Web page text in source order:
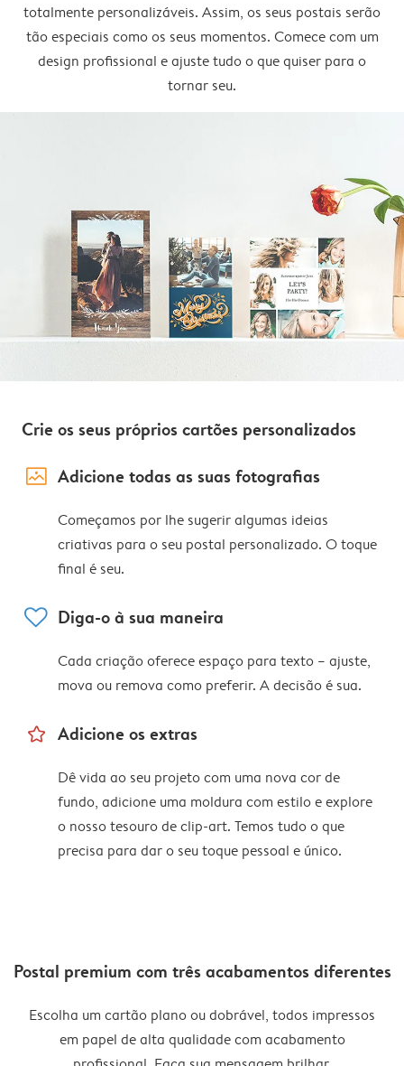
totalmente personalizáveis. Assim, os seus postais serão
tão especiais como os seus momentos. Comece com um
design profissional e ajuste tudo o que quiser para o
tornar seu.
Crie os seus próprios cartões personalizados
image_placeholder Adicione todas as suas fotografias
Começamos por lhe sugerir algumas ideias
criativas para o seu postal personalizado. O toque
final é seu.
heart Diga-o à sua maneira
Cada criação oferece espaço para texto – ajuste,
mova ou remova como preferir. A decisão é sua.
star_outline Adicione os extras
Dê vida ao seu projeto com uma nova cor de
fundo, adicione uma moldura com estilo e explore
o nosso tesouro de clip-art. Temos tudo o que
precisa para dar o seu toque pessoal e único.
Postal premium com três acabamentos diferentes
Escolha um cartão plano ou dobrável, todos impressos
em papel de alta qualidade com acabamento